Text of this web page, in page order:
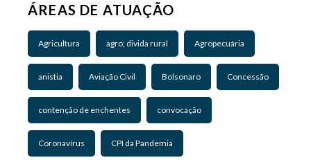
ÁREAS DE ATUAÇÃO
Agricultura agro; divida rural Agropecuária
anistia Aviação Civil Bolsonaro Concessão
contenção de enchentes convocação
Coronavírus CPI da Pandemia